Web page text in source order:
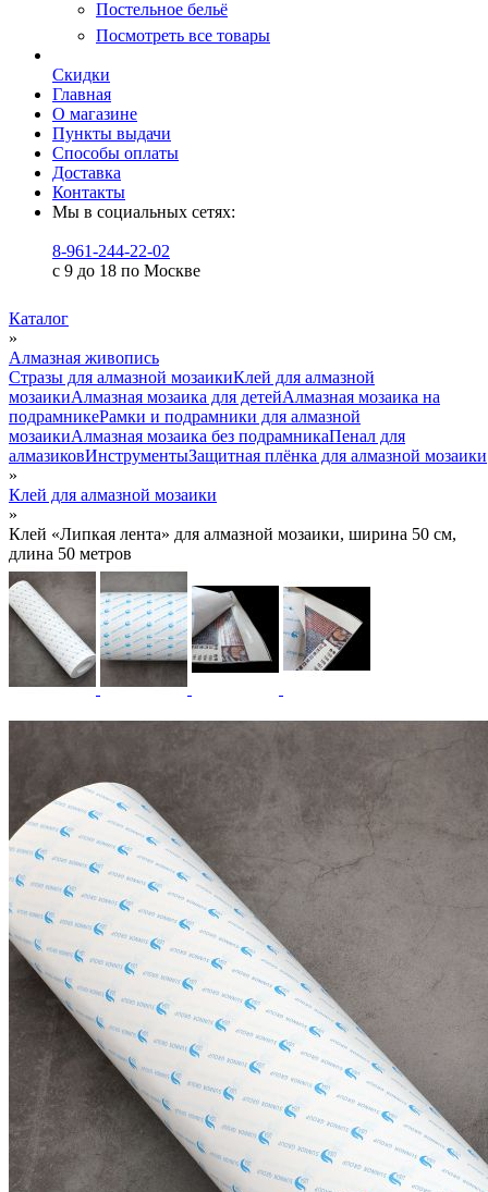
Постельное бельё
Посмотреть все товары
Скидки
Главная
О магазине
Пункты выдачи
Способы оплаты
Доставка
Контакты
Мы в социальных сетях:
8-961-244-22-02
с 9 до 18 по Москве
Каталог
»
Алмазная живопись
Стразы для алмазной мозаикиКлей для алмазной
мозаикиАлмазная мозаика для детейАлмазная мозаика на
подрамникеРамки и подрамники для алмазной
мозаикиАлмазная мозаика без подрамникаПенал для
алмазиковИнструментыЗащитная плёнка для алмазной мозаики
»
Клей для алмазной мозаики
»
Клей «Липкая лента» для алмазной мозаики, ширина 50 см,
длина 50 метров